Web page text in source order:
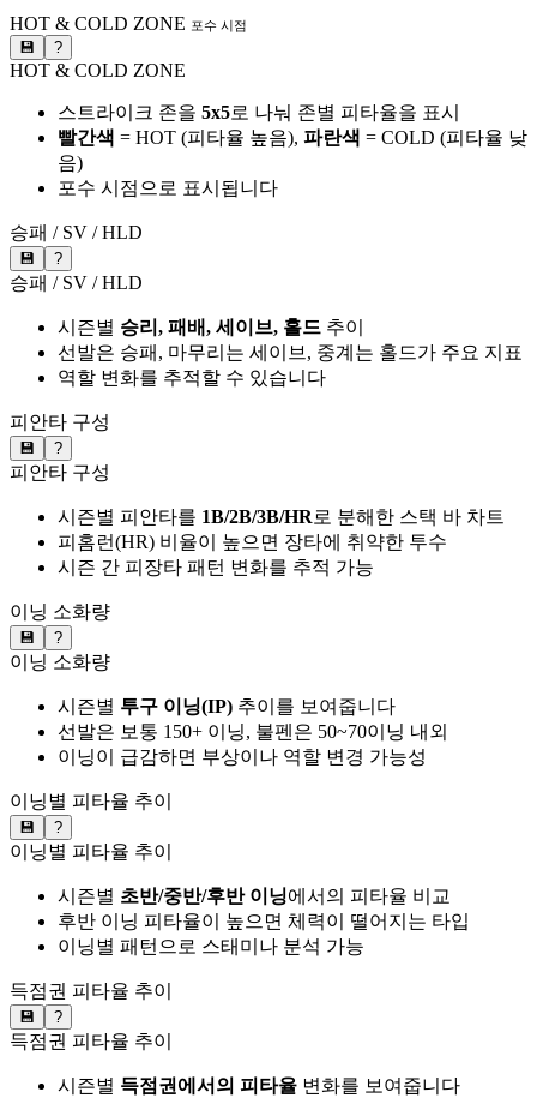
HOT & COLD ZONE 포수 시점
💾 ?
HOT & COLD ZONE
스트라이크 존을 5x5로 나눠 존별 피타율을 표시
빨간색 = HOT (피타율 높음), 파란색 = COLD (피타율 낮
음)
포수 시점으로 표시됩니다
승패 / SV / HLD
💾 ?
승패 / SV / HLD
시즌별 승리, 패배, 세이브, 홀드 추이
선발은 승패, 마무리는 세이브, 중계는 홀드가 주요 지표
역할 변화를 추적할 수 있습니다
피안타 구성
💾 ?
피안타 구성
시즌별 피안타를 1B/2B/3B/HR로 분해한 스택 바 차트
피홈런(HR) 비율이 높으면 장타에 취약한 투수
시즌 간 피장타 패턴 변화를 추적 가능
이닝 소화량
💾 ?
이닝 소화량
시즌별 투구 이닝(IP) 추이를 보여줍니다
선발은 보통 150+ 이닝, 불펜은 50~70이닝 내외
이닝이 급감하면 부상이나 역할 변경 가능성
이닝별 피타율 추이
💾 ?
이닝별 피타율 추이
시즌별 초반/중반/후반 이닝에서의 피타율 비교
후반 이닝 피타율이 높으면 체력이 떨어지는 타입
이닝별 패턴으로 스태미나 분석 가능
득점권 피타율 추이
💾 ?
득점권 피타율 추이
시즌별 득점권에서의 피타율 변화를 보여줍니다